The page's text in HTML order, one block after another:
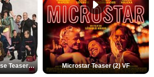
De la Comédie-Française Teaser (3) VF Microstar Teaser (2) VF